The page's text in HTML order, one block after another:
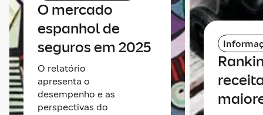
O mercado
espanhol de
seguros em 2025
O relatório
apresenta o
desempenho e as
perspectivas do